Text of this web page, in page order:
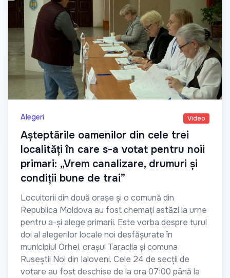
Alegeri Video
Așteptările oamenilor din cele trei
localități în care s-a votat pentru noii
primari: „Vrem canalizare, drumuri și
condiții bune de trai”
Locuitorii din două orașe și o comună din
Republica Moldova au fost chemați astăzi la urne
pentru a-și alege primarii. Este vorba despre turul
doi al alegerilor locale noi desfășurate în
municipiul Orhei, orașul Taraclia și comuna
Ruseștii Noi din Ialoveni. Cele 24 de secții de
votare au fost deschise de la ora 07:00 până la